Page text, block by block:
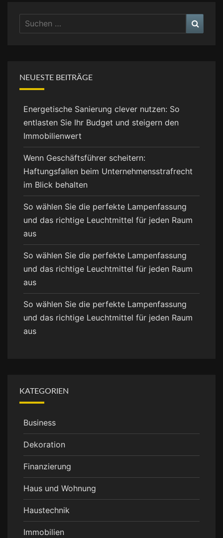
Suchen
nach:
NEUESTE BEITRÄGE
Energetische Sanierung clever nutzen: So
entlasten Sie Ihr Budget und steigern den
Immobilienwert
Wenn Geschäftsführer scheitern:
Haftungsfallen beim Unternehmensstrafrecht
im Blick behalten
So wählen Sie die perfekte Lampenfassung
und das richtige Leuchtmittel für jeden Raum
aus
So wählen Sie die perfekte Lampenfassung
und das richtige Leuchtmittel für jeden Raum
aus
So wählen Sie die perfekte Lampenfassung
und das richtige Leuchtmittel für jeden Raum
aus
KATEGORIEN
Business
Dekoration
Finanzierung
Haus und Wohnung
Haustechnik
Immobilien